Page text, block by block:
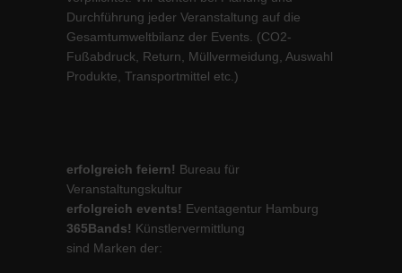
Durchführung jeder Veranstaltung auf die
Gesamtumweltbilanz der Events. (CO2-
Fußabdruck, Return, Müllvermeidung, Auswahl
Produkte, Transportmittel etc.)
erfolgreich feiern! Bureau für
Veranstaltungskultur
erfolgreich events! Eventagentur Hamburg
365Bands! Künstlervermittlung
sind Marken der: